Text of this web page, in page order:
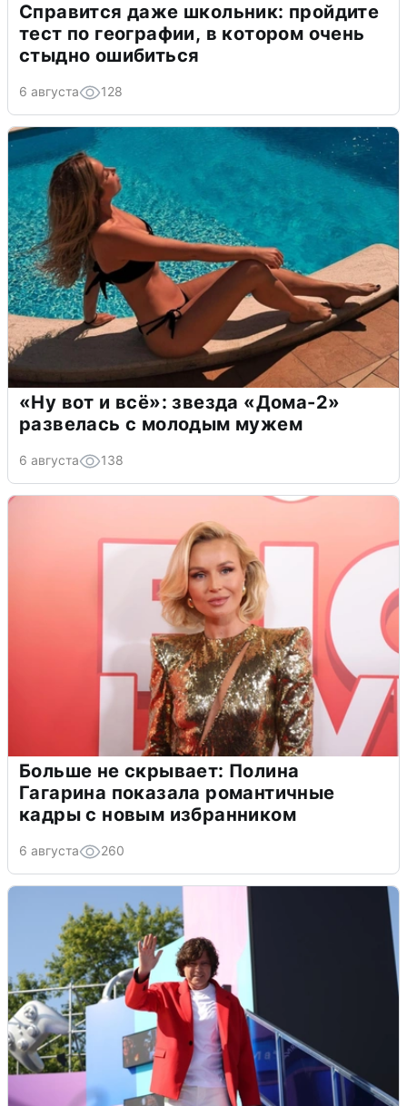
Справится даже школьник: пройдите
тест по географии, в котором очень
стыдно ошибиться
6 августа 128
«Ну вот и всё»: звезда «Дома-2»
развелась с молодым мужем
6 августа 138
Больше не скрывает: Полина
Гагарина показала романтичные
кадры с новым избранником
6 августа 260